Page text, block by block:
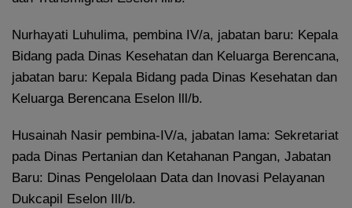
Nurhayati Luhulima, pembina IV/a, jabatan baru: Kepala
Bidang pada Dinas Kesehatan dan Keluarga Berencana,
jabatan baru: Kepala Bidang pada Dinas Kesehatan dan
Keluarga Berencana Eselon lll/b.
Husainah Nasir pembina-IV/a, jabatan lama: Sekretariat
pada Dinas Pertanian dan Ketahanan Pangan, Jabatan
Baru: Dinas Pengelolaan Data dan Inovasi Pelayanan
Dukcapil Eselon Ill/b.